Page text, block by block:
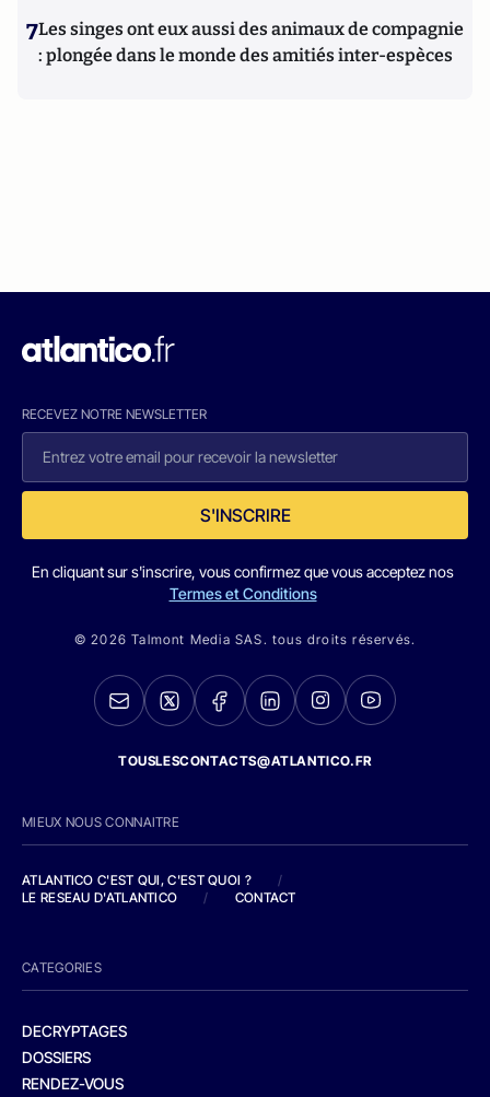
7Les singes ont eux aussi des animaux de compagnie
: plongée dans le monde des amitiés inter-espèces
RECEVEZ NOTRE NEWSLETTER
S'INSCRIRE
En cliquant sur s'inscrire, vous confirmez que vous acceptez nos
Termes et Conditions
© 2026 Talmont Media SAS. tous droits réservés.
TOUSLESCONTACTS@ATLANTICO.FR
MIEUX NOUS CONNAITRE
ATLANTICO C'EST QUI, C'EST QUOI ?
/
LE RESEAU D'ATLANTICO
/ CONTACT
CATEGORIES
DECRYPTAGES
DOSSIERS
RENDEZ-VOUS